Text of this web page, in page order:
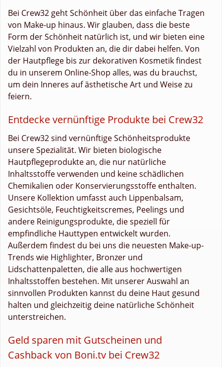
Bei Crew32 geht Schönheit über das einfache Tragen
von Make-up hinaus. Wir glauben, dass die beste
Form der Schönheit natürlich ist, und wir bieten eine
Vielzahl von Produkten an, die dir dabei helfen. Von
der Hautpflege bis zur dekorativen Kosmetik findest
du in unserem Online-Shop alles, was du brauchst,
um dein Inneres auf ästhetische Art und Weise zu
feiern.
Entdecke vernünftige Produkte bei Crew32
Bei Crew32 sind vernünftige Schönheitsprodukte
unsere Spezialität. Wir bieten biologische
Hautpflegeprodukte an, die nur natürliche
Inhaltsstoffe verwenden und keine schädlichen
Chemikalien oder Konservierungsstoffe enthalten.
Unsere Kollektion umfasst auch Lippenbalsam,
Gesichtsöle, Feuchtigkeitscremes, Peelings und
andere Reinigungsprodukte, die speziell für
empfindliche Hauttypen entwickelt wurden.
Außerdem findest du bei uns die neuesten Make-up-
Trends wie Highlighter, Bronzer und
Lidschattenpaletten, die alle aus hochwertigen
Inhaltsstoffen bestehen. Mit unserer Auswahl an
sinnvollen Produkten kannst du deine Haut gesund
halten und gleichzeitig deine natürliche Schönheit
unterstreichen.
Geld sparen mit Gutscheinen und
Cashback von Boni.tv bei Crew32